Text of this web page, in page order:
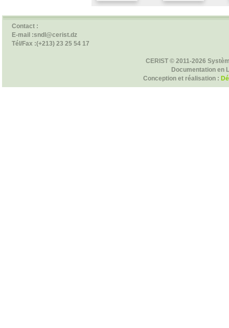
Contact :
E-mail :sndl@cerist.dz
Tél/Fax :(+213) 23 25 54 17
CERIST © 2011-2026
Documentation en
Conception et réalisation :